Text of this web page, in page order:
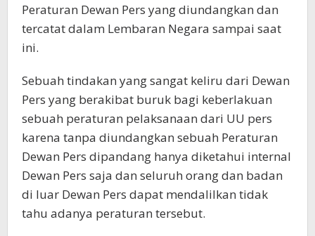
Peraturan Dewan Pers yang diundangkan dan
tercatat dalam Lembaran Negara sampai saat
ini.
Sebuah tindakan yang sangat keliru dari Dewan
Pers yang berakibat buruk bagi keberlakuan
sebuah peraturan pelaksanaan dari UU pers
karena tanpa diundangkan sebuah Peraturan
Dewan Pers dipandang hanya diketahui internal
Dewan Pers saja dan seluruh orang dan badan
di luar Dewan Pers dapat mendalilkan tidak
tahu adanya peraturan tersebut.